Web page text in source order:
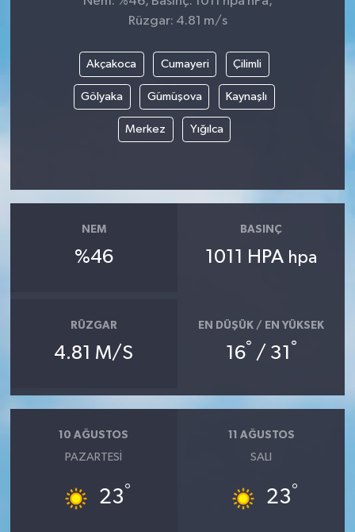
Rüzgar: 4.81 m/s
Akçakoca Cumayeri Çilimli
Gölyaka Gümüşova Kaynaşlı
Merkez Yığılca
NEM
%46
BASINÇ
1011 HPA hpa
RÜZGAR
4.81 M/S
EN DÜŞÜK / EN YÜKSEK
16° / 31 °
10 AĞUSTOS
PAZARTESI
23°
11 AĞUSTOS
SALI
23°